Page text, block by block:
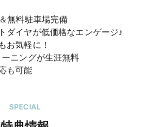
無料駐車場完備
ダイヤが低価格なエンゲージ♪
お気軽に！
ニングが生涯無料
も可能
SPECIAL